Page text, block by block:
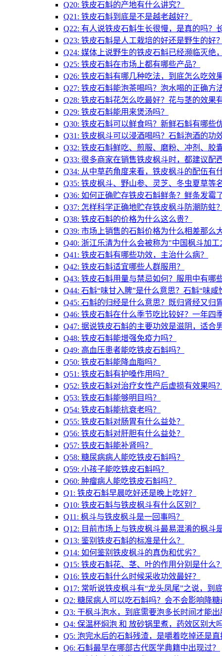
Q20: 铁皮石斛的产地有什么讲究？
Q21: 铁皮石斛到底是不是越老越好？
Q22: 有人说铁皮石斛生长很慢，是真的吗？
Q23: 铁皮石斛是人工栽培的好还是野生的好
Q24: 媒体上说野生的铁皮石斛已经濒临灭绝
Q25: 铁皮石斛在市场上都有哪些产品？
Q26: 铁皮石斛有哪几种吃法，到底怎么吃效
Q27: 铁皮石斛能泡茶喝吗？泡水喝的正确方
Q28: 铁皮石斛花怎么吃最好？花与茎的效果
Q29: 铁皮石斛能用来煲汤吗？
Q30: 铁皮石斛可以鲜食吗？新鲜石斛有哪些
Q31: 铁皮枫斗可以浸酒喝吗？石斛泡酒的功
Q32: 铁皮石斛鲜吃、煎服、磨粉、冲剂、胶
Q33: 很多商家在销售铁皮枫斗时，都建议配
Q34: 从中草药角度来看，铁皮枫斗的配伍有
Q35: 铁皮枫斗、野山参、灵芝、冬虫夏草等
Q36: 如何正确贮存铁皮石斛鲜条？鲜条发霉
Q37: 怎样科学正确地贮存铁皮枫斗防潮防蛀
Q38: 铁皮石斛的价格为什么这么贵？
Q39: 市场上销售的石斛价格为什么相差那么
Q40: 浙江乐清为什么会被称为"中国枫斗加
Q41: 铁皮石斛有哪些功效，主治什么病？
Q42: 铁皮石斛适宜哪些人群服用？
Q43: 铁皮石斛用量与禁忌如何？服用中有哪
Q44: 石斛“味甘入脾”是什么意思？石斛“味
Q45: 石斛的归经是什么意思？既归肾经又归
Q46: 铁皮石斛在什么季节吃比较好？一年四
Q47: 据说铁皮石斛的主要功效是滋阴，适合
Q48: 铁皮石斛能增强免疫力吗？
Q49: 高血压患者能吃铁皮石斛吗？
Q50: 铁皮石斛能降血脂吗？
Q51: 铁皮石斛有护嗓作用吗？
Q52: 铁皮石斛对治疗女性产后虚损有效果吗
Q53: 铁皮石斛能够明目吗？
Q54: 铁皮石斛能抗衰老吗？
Q55: 铁皮石斛对肠胃有什么益处？
Q56: 铁皮石斛对肝胆有什么益处？
Q57: 铁皮石斛能补肾吗？
Q58: 糖尿病病人能吃铁皮石斛吗？
Q59: 小孩子能吃铁皮石斛吗？
Q60: 肿瘤病人能吃铁皮石斛吗？
Q1: 铁皮石斛早晨吃好还是晚上吃好？
Q10: 铁皮石斛与铁皮枫斗有什么区别？
Q11: 枫斗与铁皮枫斗是一回事吗？
Q12: 目前市场上与铁皮枫斗最易混淆的枫斗
Q13: 鉴别铁皮石斛的标准是什么？
Q14: 如何鉴别铁皮枫斗的真伪和优劣？
Q15: 铁皮石斛花、茎、叶的作用分别是什么
Q16: 铁皮石斛什么时候采收功效最好？
Q17: 常听说铁皮枫斗有“龙头凤尾”之说，到
Q2: 糖尿病人可以吃石斛吗？会不会影响降糖
Q3: 干枫斗泡水，到底需要泡多长时间才能出
Q4: 保温杯焖泡 和 放砂锅里煮，药效区别大
Q5: 泡完水后的石斛残渣，是嚼着吃掉还是
Q6: 石斛最早在哪部古代医学典籍中出现过？